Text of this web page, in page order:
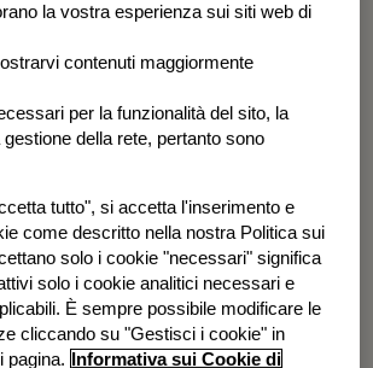
e coerente nel tempo.
World Equity Fund
Global Equity High
la vostra esperienza sui siti web di
contenuti maggiormente
per la funzionalità del sito, la
della rete, pertanto sono
tutto", si accetta l'inserimento e
come descritto nella nostra Politica sui
solo i cookie "necessari" significa
solo i cookie analitici necessari e
È sempre possibile modificare le
cliccando su "Gestisci i cookie" in
pagina.
Informativa sui Cookie di